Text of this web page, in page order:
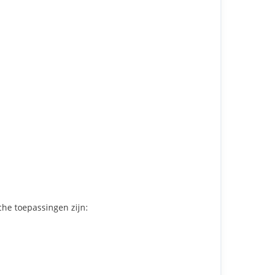
toepassingen zijn: